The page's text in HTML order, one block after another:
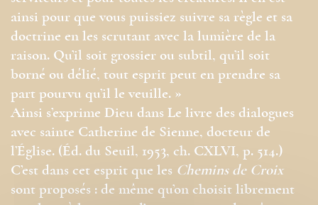
ainsi pour que vous puissiez suivre sa règle et sa
doctrine en les scrutant avec la lumière de la
raison. Qu’il soit grossier ou subtil, qu’il soit
borné ou délié, tout esprit peut en prendre sa
part pourvu qu’il le veuille. »
Ainsi s’exprime Dieu dans Le livre des dialogues
avec sainte Catherine de Sienne, docteur de
l’Église. (Éd. du Seuil, 1953, ch. CXLVI, p. 514.)
C’est dans cet esprit que les Chemins de Croix
sont proposés : de même qu’on choisit librement